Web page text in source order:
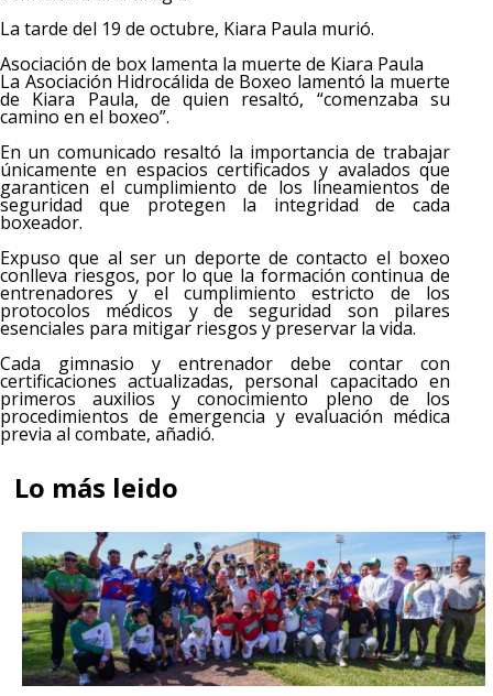
La tarde del 19 de octubre, Kiara Paula murió.
Asociación de box lamenta la muerte de Kiara Paula
La Asociación Hidrocálida de Boxeo lamentó la muerte
de Kiara Paula, de quien resaltó, “comenzaba su
camino en el boxeo”.
En un comunicado resaltó la importancia de trabajar
únicamente en espacios certificados y avalados que
garanticen el cumplimiento de los lineamientos de
seguridad que protegen la integridad de cada
boxeador.
Expuso que al ser un deporte de contacto el boxeo
conlleva riesgos, por lo que la formación continua de
entrenadores y el cumplimiento estricto de los
protocolos médicos y de seguridad son pilares
esenciales para mitigar riesgos y preservar la vida.
Cada gimnasio y entrenador debe contar con
certificaciones actualizadas, personal capacitado en
primeros auxilios y conocimiento pleno de los
procedimientos de emergencia y evaluación médica
previa al combate, añadió.
Lo más leido